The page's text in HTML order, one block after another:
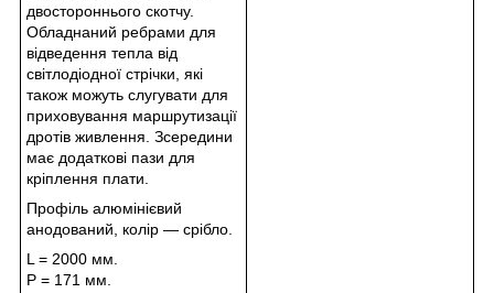
двостороннього скотчу.
Обладнаний ребрами для
відведення тепла від
світлодіодної стрічки, які
також можуть слугувати для
приховування маршрутизації
дротів живлення. Зсередини
має додаткові пази для
кріплення плати.
Профіль алюмінієвий
анодований, колір — срібло.
L = 2000 мм.
Р = 171 мм.